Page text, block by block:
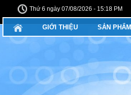
Thứ 6 ngày 07/08/2026 - 15:18 PM
GIỚI THIỆU SẢN PHẨM